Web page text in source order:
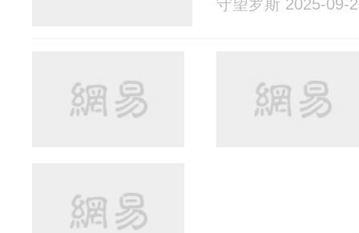
守望罗斯 2025-09-